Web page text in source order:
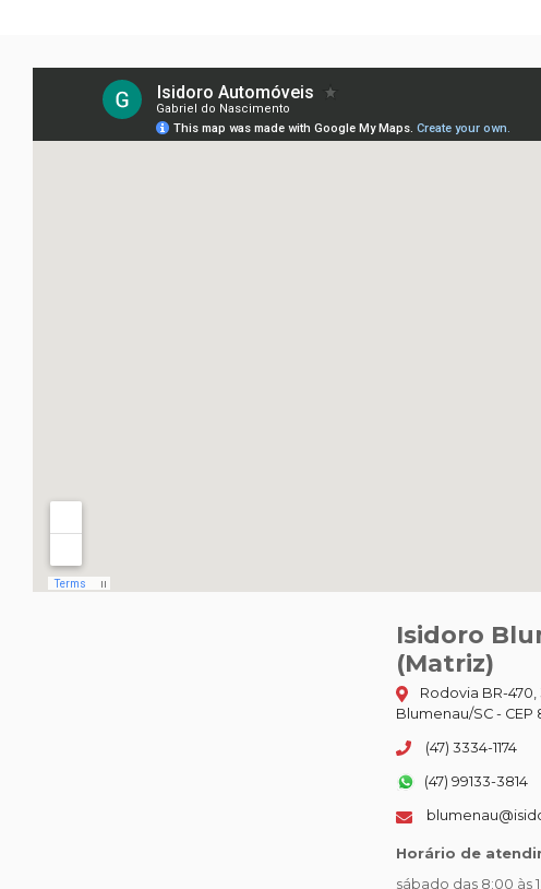
Isidoro
(Matriz)
Rodovia BR-
Blumenau/SC - CEP
(47) 3334-1174
(47) 99133-3814
Horário de
sábado das 8:00 às